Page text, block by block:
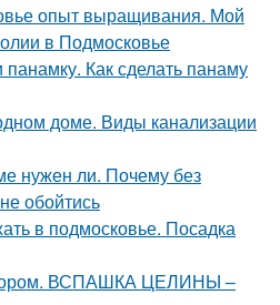
опыт выращивания. Мой
в Подмосковье
панамку. Как сделать панаму
доме. Виды канализации
нужен ли. Почему без
обойтись
в подмосковье. Посадка
ВСПАШКА ЦЕЛИНЫ –